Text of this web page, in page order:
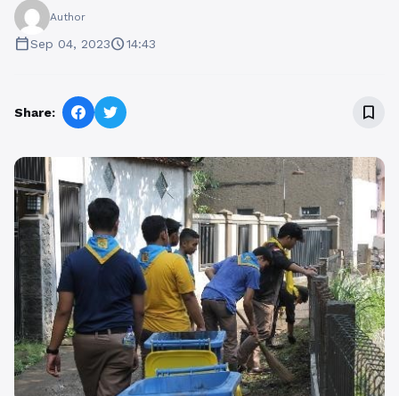
Author
calendar_todaySep 04, 2023schedule14:43
Share: bookmark_border